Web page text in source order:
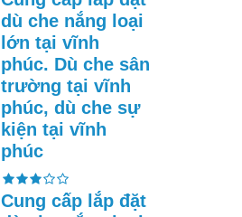
dù che nắng loại
lớn tại vĩnh
phúc. Dù che sân
trường tại vĩnh
phúc, dù che sự
kiện tại vĩnh
phúc
Cung cấp lắp đặt